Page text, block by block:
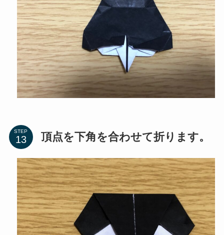
STEP 頂点を下角を合わせて折ります。